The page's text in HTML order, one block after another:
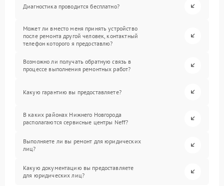
Диагностика проводится бесплатно?
Может ли вместо меня принять устройство
после ремонта другой человек, контактный
телефон которого я предоставлю?
Возможно ли получать обратную связь в
процессе выполнения ремонтных работ?
Какую гарантию вы предоставляете?
В каких районах Нижнего Новгорода
располагаются сервисные центры Neff?
Выполняете ли вы ремонт для юридических
лиц?
Какую документацию вы предоставляете
для юридических лиц?